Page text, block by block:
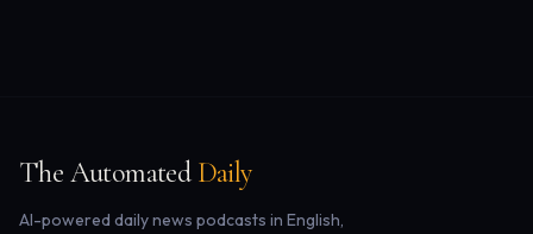
The Automated Daily
AI-powered daily news podcasts in English,